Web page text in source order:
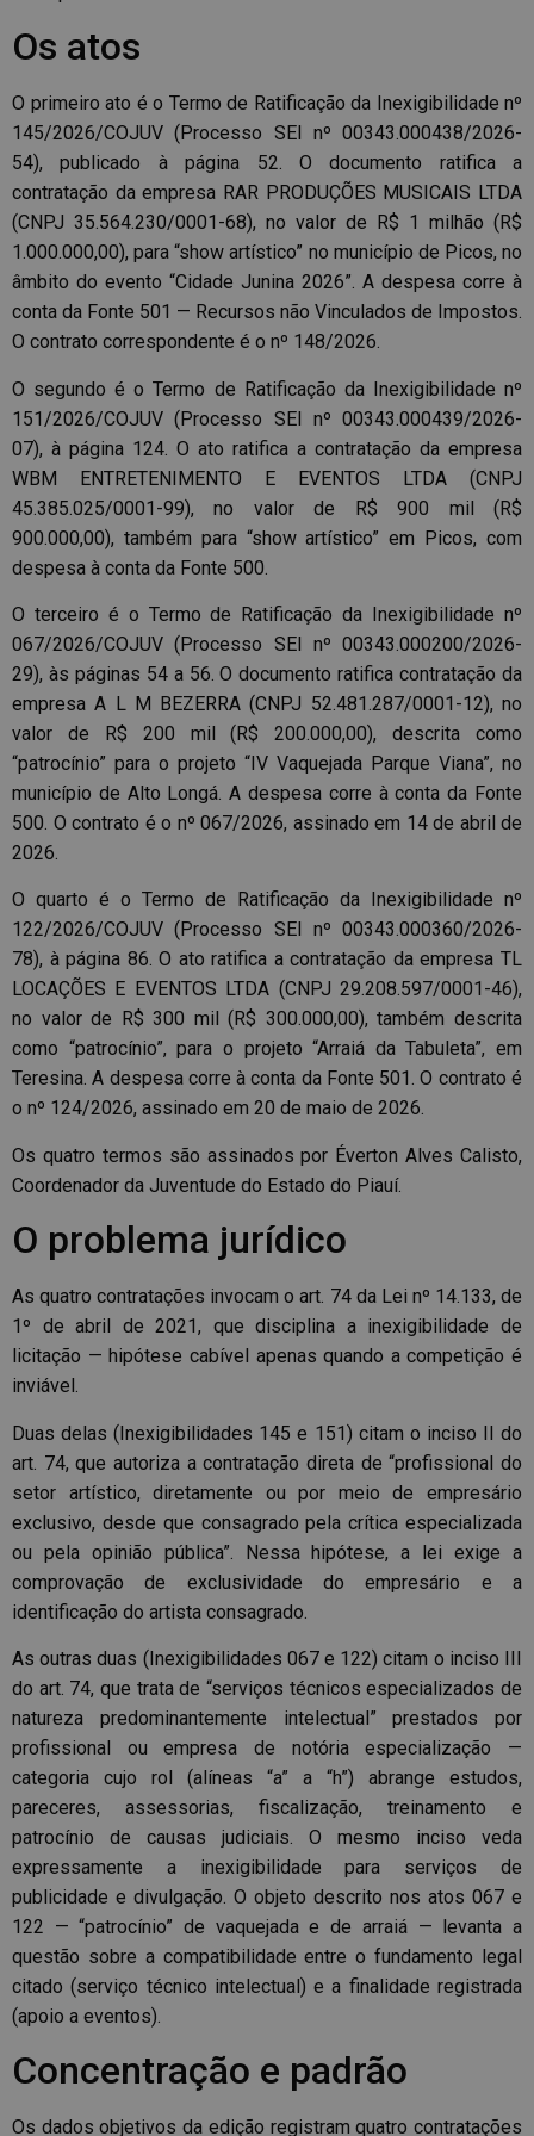
Os atos
O primeiro ato é o Termo de Ratificação da Inexigibilidade nº
145/2026/COJUV (Processo SEI nº 00343.000438/2026-
54), publicado à página 52. O documento ratifica a
contratação da empresa RAR PRODUÇÕES MUSICAIS LTDA
(CNPJ 35.564.230/0001-68), no valor de R$ 1 milhão (R$
1.000.000,00), para “show artístico” no município de Picos, no
âmbito do evento “Cidade Junina 2026”. A despesa corre à
conta da Fonte 501 — Recursos não Vinculados de Impostos.
O contrato correspondente é o nº 148/2026.
O segundo é o Termo de Ratificação da Inexigibilidade nº
151/2026/COJUV (Processo SEI nº 00343.000439/2026-
07), à página 124. O ato ratifica a contratação da empresa
WBM ENTRETENIMENTO E EVENTOS LTDA (CNPJ
45.385.025/0001-99), no valor de R$ 900 mil (R$
900.000,00), também para “show artístico” em Picos, com
despesa à conta da Fonte 500.
O terceiro é o Termo de Ratificação da Inexigibilidade nº
067/2026/COJUV (Processo SEI nº 00343.000200/2026-
29), às páginas 54 a 56. O documento ratifica contratação da
empresa A L M BEZERRA (CNPJ 52.481.287/0001-12), no
valor de R$ 200 mil (R$ 200.000,00), descrita como
“patrocínio” para o projeto “IV Vaquejada Parque Viana”, no
município de Alto Longá. A despesa corre à conta da Fonte
500. O contrato é o nº 067/2026, assinado em 14 de abril de
2026.
O quarto é o Termo de Ratificação da Inexigibilidade nº
122/2026/COJUV (Processo SEI nº 00343.000360/2026-
78), à página 86. O ato ratifica a contratação da empresa TL
LOCAÇÕES E EVENTOS LTDA (CNPJ 29.208.597/0001-46),
no valor de R$ 300 mil (R$ 300.000,00), também descrita
como “patrocínio”, para o projeto “Arraiá da Tabuleta”, em
Teresina. A despesa corre à conta da Fonte 501. O contrato é
o nº 124/2026, assinado em 20 de maio de 2026.
Os quatro termos são assinados por Éverton Alves Calisto,
Coordenador da Juventude do Estado do Piauí.
O problema jurídico
As quatro contratações invocam o art. 74 da Lei nº 14.133, de
1º de abril de 2021, que disciplina a inexigibilidade de
licitação — hipótese cabível apenas quando a competição é
inviável.
Duas delas (Inexigibilidades 145 e 151) citam o inciso II do
art. 74, que autoriza a contratação direta de “profissional do
setor artístico, diretamente ou por meio de empresário
exclusivo, desde que consagrado pela crítica especializada
ou pela opinião pública”. Nessa hipótese, a lei exige a
comprovação de exclusividade do empresário e a
identificação do artista consagrado.
As outras duas (Inexigibilidades 067 e 122) citam o inciso III
do art. 74, que trata de “serviços técnicos especializados de
natureza predominantemente intelectual” prestados por
profissional ou empresa de notória especialização —
categoria cujo rol (alíneas “a” a “h”) abrange estudos,
pareceres, assessorias, fiscalização, treinamento e
patrocínio de causas judiciais. O mesmo inciso veda
expressamente a inexigibilidade para serviços de
publicidade e divulgação. O objeto descrito nos atos 067 e
122 — “patrocínio” de vaquejada e de arraiá — levanta a
questão sobre a compatibilidade entre o fundamento legal
citado (serviço técnico intelectual) e a finalidade registrada
(apoio a eventos).
Concentração e padrão
Os dados objetivos da edição registram quatro contratações